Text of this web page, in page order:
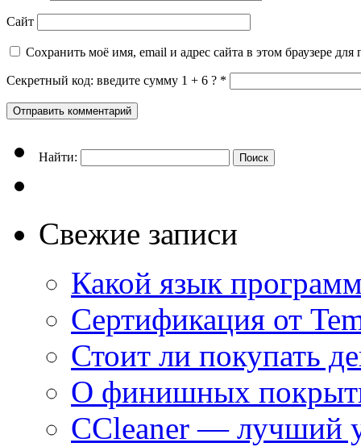
Сайт
Сохранить моё имя, email и адрес сайта в этом браузере
Секретный код: введите сумму 1 + 6 ? *
Найти:
Свежие записи
Какой язык
Сертификация от
Стоит ли покупать
О финишных
CCleaner — лучший